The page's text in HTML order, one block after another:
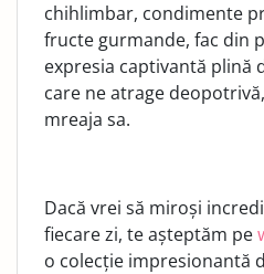
chihlimbar, condimente
fructe gurmande, fac din
expresia captivantă plină
care ne atrage
mreaja sa.
Dacă vrei să miroși
fiecare zi, te așteptăm pe
o colecție impresionantă